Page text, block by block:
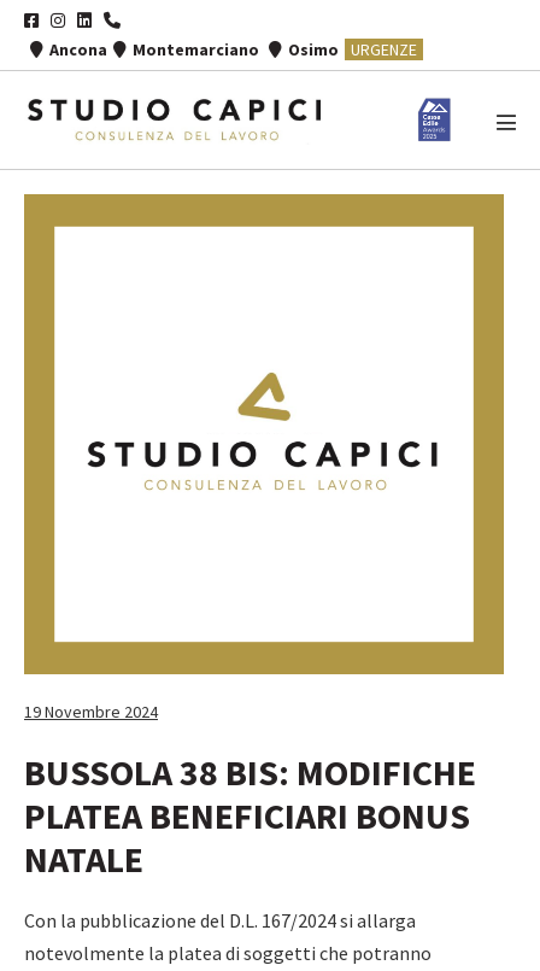
Salta
Ancona Montemarciano Osimo URGENZE
19 Novembre 2024
BUSSOLA 38 BIS: MODIFICHE
PLATEA BENEFICIARI BONUS
NATALE
Con la pubblicazione del D.L. 167/2024 si allarga
notevolmente la platea di soggetti che potranno